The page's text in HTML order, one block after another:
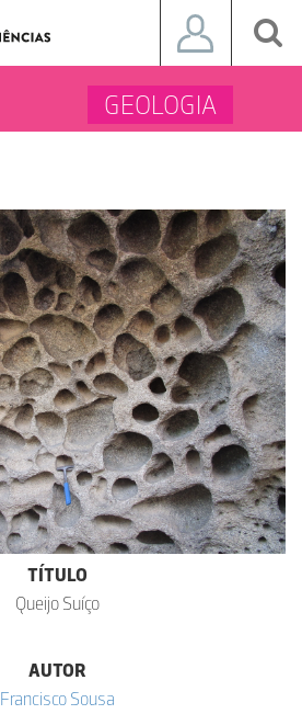
GEOLOGIA
TÍTULO
Queijo Suíço
AUTOR
Francisco Sousa